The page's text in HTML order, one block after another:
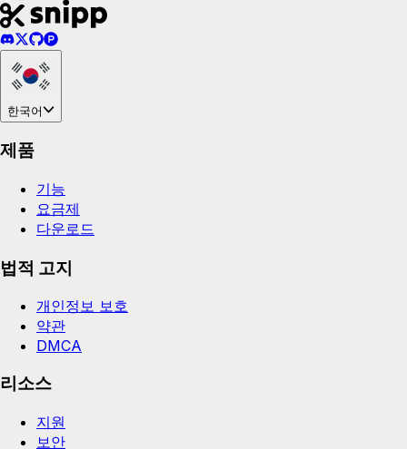
한국어
제품
기능
요금제
다운로드
법적 고지
개인정보 보호
약관
DMCA
리소스
지원
보안